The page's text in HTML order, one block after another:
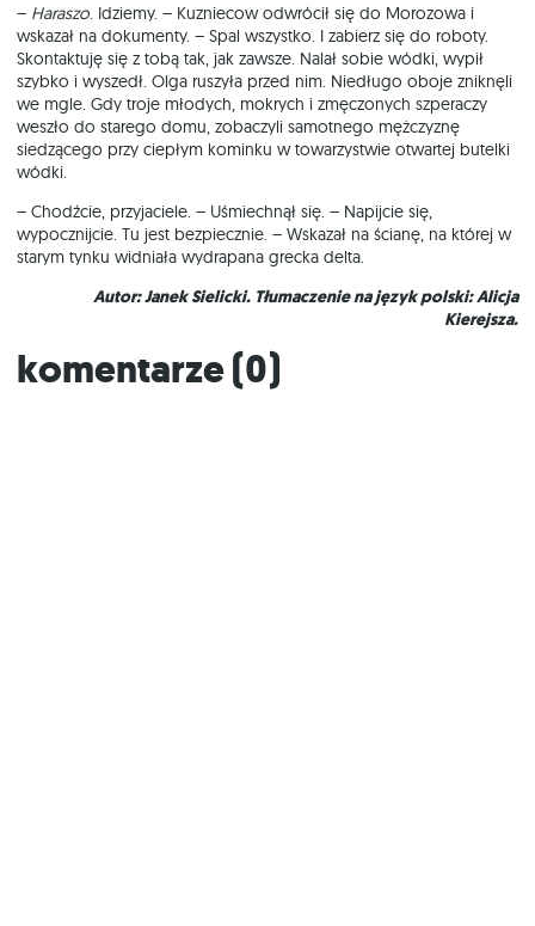
– Haraszo. Idziemy. – Kuzniecow odwrócił się do Morozowa i
wskazał na dokumenty. – Spal wszystko. I zabierz się do roboty.
Skontaktuję się z tobą tak, jak zawsze. Nalał sobie wódki, wypił
szybko i wyszedł. Olga ruszyła przed nim. Niedługo oboje zniknęli
we mgle. Gdy troje młodych, mokrych i zmęczonych szperaczy
weszło do starego domu, zobaczyli samotnego mężczyznę
siedzącego przy ciepłym kominku w towarzystwie otwartej butelki
wódki.
– Chodźcie, przyjaciele. – Uśmiechnął się. – Napijcie się,
wypocznijcie. Tu jest bezpiecznie. – Wskazał na ścianę, na której w
starym tynku widniała wydrapana grecka delta.
Autor: Janek Sielicki. Tłumaczenie na język polski: Alicja
Kierejsza.
Komentarze (0)